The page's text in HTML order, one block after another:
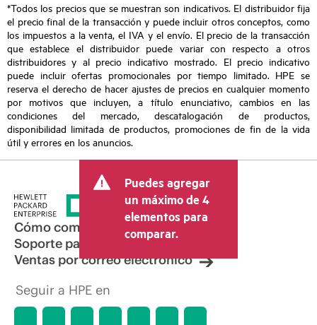
*Todos los precios que se muestran son indicativos. El distribuidor fija
el precio final de la transacción y puede incluir otros conceptos, como
los impuestos a la venta, el IVA y el envío. El precio de la transacción
que establece el distribuidor puede variar con respecto a otros
distribuidores y al precio indicativo mostrado. El precio indicativo
puede incluir ofertas promocionales por tiempo limitado. HPE se
reserva el derecho de hacer ajustes de precios en cualquier momento
por motivos que incluyen, a título enunciativo, cambios en las
condiciones del mercado, descatalogación de productos,
disponibilidad limitada de productos, promociones de fin de la vida
útil y errores en los anuncios.
Puedes agregar
un máximo de 4
elementos para
comparar.
Cómo comprar
Soporte para productos
Ventas por correo electrónico
Seguir a HPE en